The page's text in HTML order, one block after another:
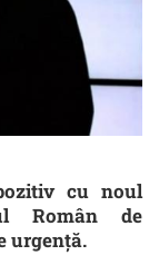
cu noul
Român de
urgență.